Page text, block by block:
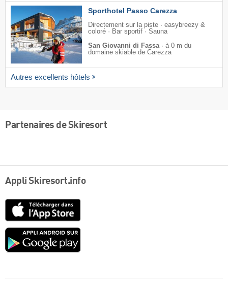
Sporthotel Passo Carezza
Directement sur la piste · easybreezy &
coloré · Bar sportif · Sauna
San Giovanni di Fassa· à 0 m du
domaine skiable de Carezza
Autres excellents hôtels
Partenaires de Skiresort
Appli Skiresort.info
Google